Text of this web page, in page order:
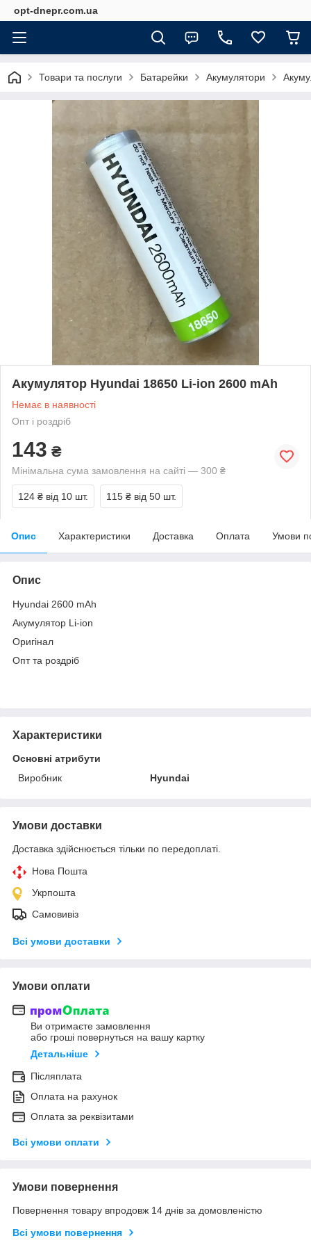
opt-dnepr.com.ua
Товари та послуги Батарейки Акумулятори
Акумулятор Hyundai 18650 Li-ion 2600 mAh
Немає в наявності
Опт і роздріб
143 ₴
Мінімальна сума замовлення на сайті — 300 ₴
124 ₴ від 10 шт. 115 ₴ від 50 шт.
Опис Характеристики Доставка Оплата Умови
Опис
Hyundai 2600 mAh
Акумулятор Li-ion
Оригінал
Опт та роздріб
Характеристики
Основні атрибути
Виробник
Hyundai
Умови доставки
Доставка здійснюється тільки по передоплаті.
Нова Пошта
Укрпошта
Самовивіз
Всі умови доставки
Умови оплати
Ви отримаєте замовлення
або гроші повернуться на вашу картку
Детальніше
Післяплата
Оплата на рахунок
Оплата за реквізитами
Всі умови оплати
Умови повернення
Повернення товару впродовж 14 днів за домовленістю
Всі умови повернення